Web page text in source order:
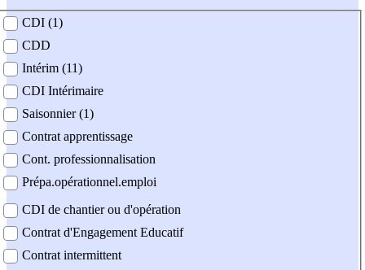
contrat
CDI (1)
CDD
Intérim (11)
CDI Intérimaire
Saisonnier (1)
Contrat apprentissage
Cont. professionnalisation
Prépa.opérationnel.emploi
CDI de chantier ou d'opération
Contrat d'Engagement Educatif
Contrat intermittent